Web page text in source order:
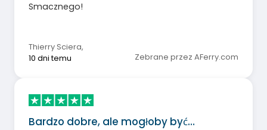
Smacznego!
Thierry Sciera,
10 dni temu
Zebrane przez AFerry.com
Bardzo dobre, ale mogłoby być…